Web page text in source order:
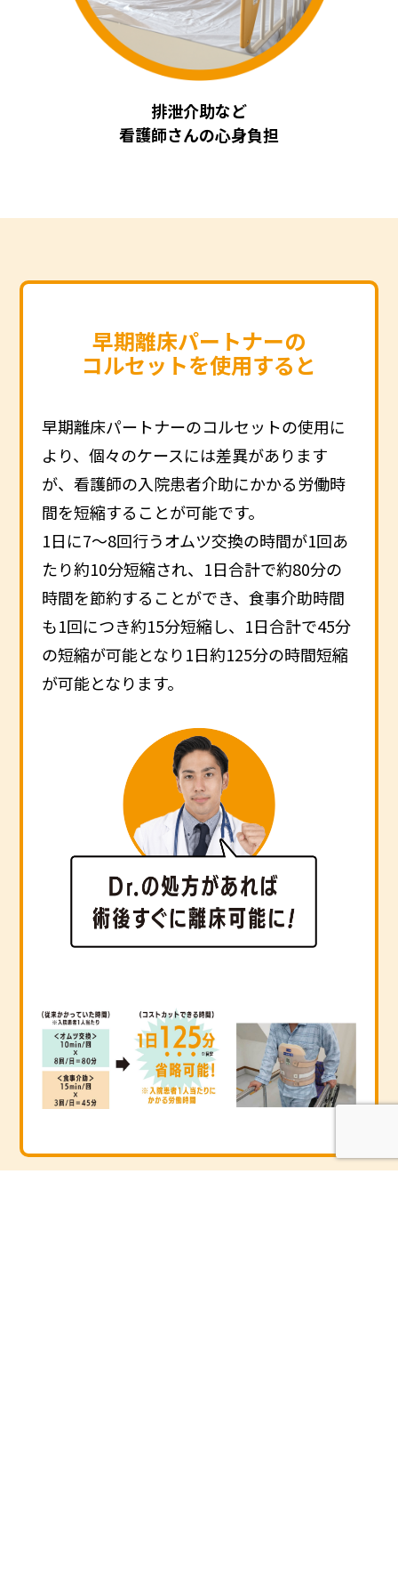
排泄介助など
看護師さんの心身負担
早期離床パートナーの
コルセットを使用すると
早期離床パートナーのコルセットの使用に
より、個々のケースには差異があります
が、看護師の入院患者介助にかかる労働時
間を短縮することが可能です。
1日に7～8回行うオムツ交換の時間が1回あ
たり約10分短縮され、1日合計で約80分の
時間を節約することができ、食事介助時間
も1回につき約15分短縮し、1日合計で45分
の短縮が可能となり1日約125分の時間短縮
が可能となります。